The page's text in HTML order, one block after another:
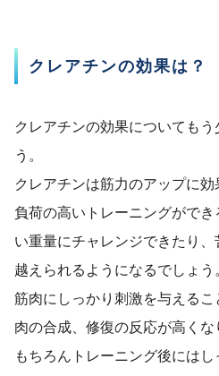
クレアチンの効果は？
クレアチンの効果についても
う。
クレアチンは筋力のアップに効
負荷の高いトレーニングがで
い重量にチャレンジできたり
越えられるようになるでしょう
筋肉にしっかり刺激を与える
肉の合成、修復の反応が高くな
もちろんトレーニング後には